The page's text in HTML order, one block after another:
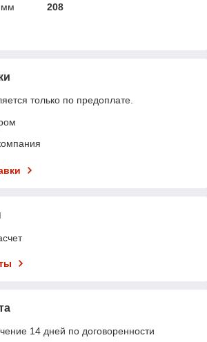
мм
208
только по предоплате.
14 дней по договоренности